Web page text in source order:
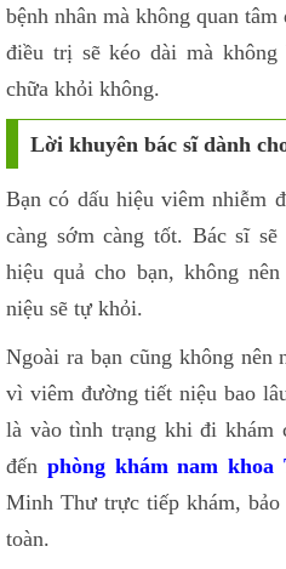
bệnh nhân mà không quan
điều trị sẽ kéo dài mà không
chữa khỏi không.
Lời khuyên bác sĩ dành
Bạn có dấu hiệu viêm nhiễm
càng sớm càng tốt. Bác sĩ
hiệu quả cho bạn, không
niệu sẽ tự khỏi.
Ngoài ra bạn cũng không
vì viêm đường tiết niệu bao
là vào tình trạng khi đi khám
đến phòng khám nam khoa
Minh Thư trực tiếp khám,
toàn.